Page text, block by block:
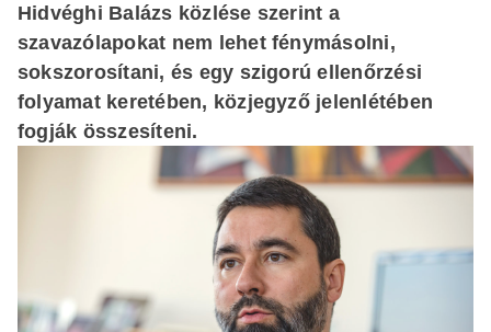
Hidvéghi Balázs közlése szerint a
szavazólapokat nem lehet fénymásolni,
sokszorosítani, és egy szigorú ellenőrzési
folyamat keretében, közjegyző jelenlétében
fogják összesíteni.